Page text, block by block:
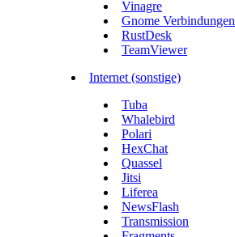
Vinagre
Gnome Verbindungen
RustDesk
TeamViewer
Internet (sonstige)
Tuba
Whalebird
Polari
HexChat
Quassel
Jitsi
Liferea
NewsFlash
Transmission